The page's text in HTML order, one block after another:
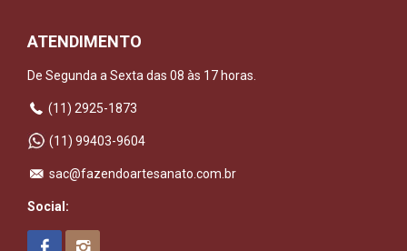
ATENDIMENTO
De Segunda a Sexta das 08 às 17 horas.
(11) 2925-1873
(11) 99403-9604
sac@fazendoartesanato.com.br
Social: